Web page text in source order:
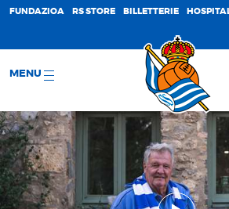
FUNDAZIOA RS STORE BILLETTERIE
MENU